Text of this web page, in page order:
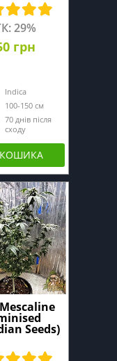
29%
грн
Indica
100-150 см
70 днів після
сходу
Seeds)